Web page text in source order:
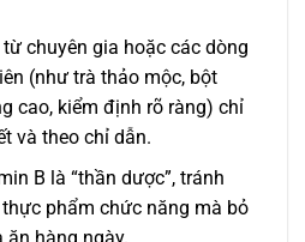
chuyên gia hoặc các dòng
(như trà thảo mộc, bột
cao, kiểm định rõ ràng) chỉ
và theo chỉ dẫn.
B là “thần dược”, tránh
phẩm chức năng mà bỏ